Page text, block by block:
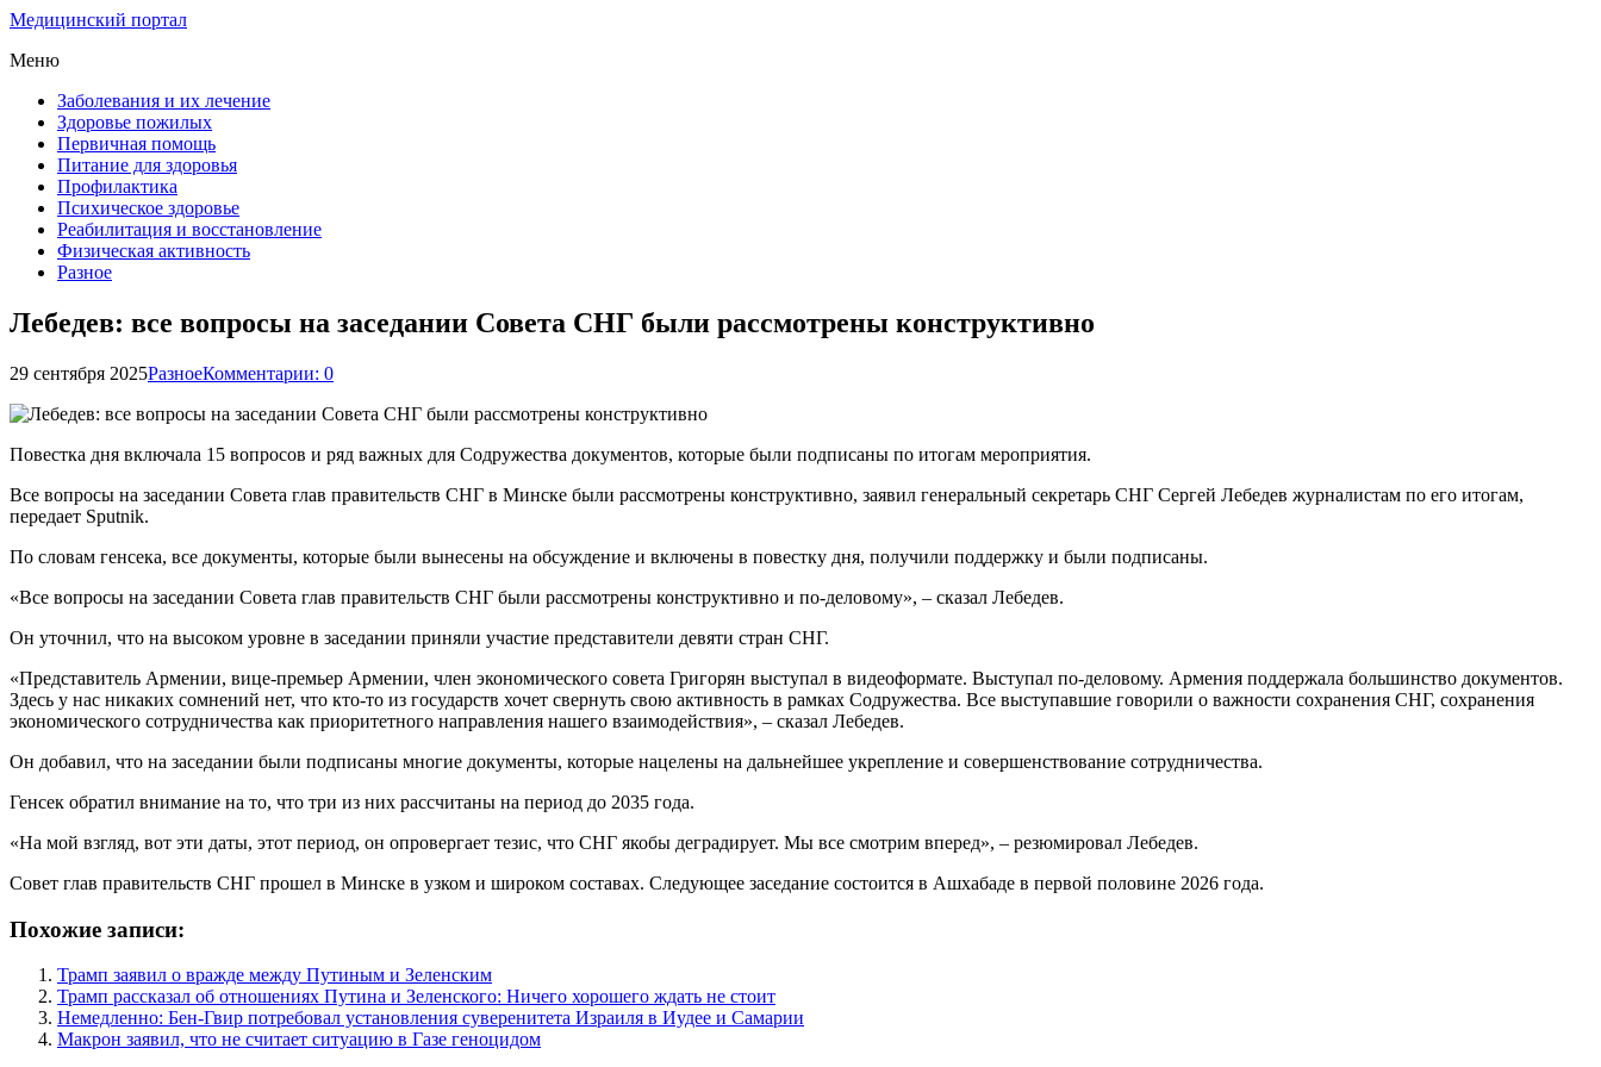
Медицинский портал
Меню
Заболевания и их лечение
Здоровье пожилых
Первичная помощь
Питание для здоровья
Профилактика
Психическое здоровье
Реабилитация и восстановление
Физическая активность
Разное
Лебедев: все вопросы на заседании Совета СНГ были рассмотрены конструктивно
29 сентября 2025РазноеКомментарии: 0
Повестка дня включала 15 вопросов и ряд важных для Содружества документов, которые были подписаны по итогам мероприятия.
Все вопросы на заседании Совета глав правительств СНГ в Минске были рассмотрены конструктивно, заявил генеральный секретарь СНГ Сергей Лебедев журналистам по его итогам,
передает Sputnik.
По словам генсека, все документы, которые были вынесены на обсуждение и включены в повестку дня, получили поддержку и были подписаны.
«Все вопросы на заседании Совета глав правительств СНГ были рассмотрены конструктивно и по-деловому», – сказал Лебедев.
Он уточнил, что на высоком уровне в заседании приняли участие представители девяти стран СНГ.
«Представитель Армении, вице-премьер Армении, член экономического совета Григорян выступал в видеоформате. Выступал по-деловому. Армения поддержала большинство документов.
Здесь у нас никаких сомнений нет, что кто-то из государств хочет свернуть свою активность в рамках Содружества. Все выступавшие говорили о важности сохранения СНГ, сохранения
экономического сотрудничества как приоритетного направления нашего взаимодействия», – сказал Лебедев.
Он добавил, что на заседании были подписаны многие документы, которые нацелены на дальнейшее укрепление и совершенствование сотрудничества.
Генсек обратил внимание на то, что три из них рассчитаны на период до 2035 года.
«На мой взгляд, вот эти даты, этот период, он опровергает тезис, что СНГ якобы деградирует. Мы все смотрим вперед», – резюмировал Лебедев.
Совет глав правительств СНГ прошел в Минске в узком и широком составах. Следующее заседание состоится в Ашхабаде в первой половине 2026 года.
Похожие записи:
Трамп заявил о вражде между Путиным и Зеленским
Трамп рассказал об отношениях Путина и Зеленского: Ничего хорошего ждать не стоит
Немедленно: Бен-Гвир потребовал установления суверенитета Израиля в Иудее и Самарии
Макрон заявил, что не считает ситуацию в Газе геноцидом